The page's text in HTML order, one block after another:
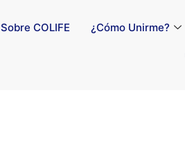
Sobre COLIFE ¿Cómo Unirme?